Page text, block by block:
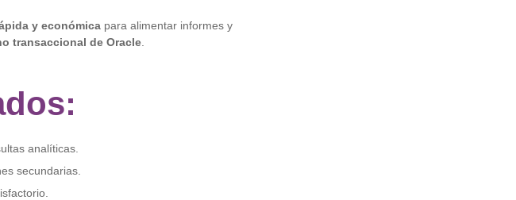
y económica para alimentar informes y
transaccional de Oracle
analíticas.
secundarias.